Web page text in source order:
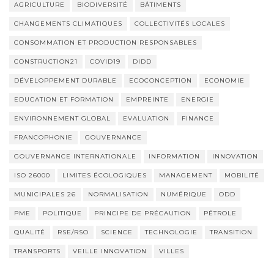
AGRICULTURE BIODIVERSITÉ BÂTIMENTS
CHANGEMENTS CLIMATIQUES COLLECTIVITÉS LOCALES
CONSOMMATION ET PRODUCTION RESPONSABLES
CONSTRUCTION21 COVID19 DIDD
DÉVELOPPEMENT DURABLE ECOCONCEPTION ECONOMIE
EDUCATION ET FORMATION EMPREINTE ENERGIE
ENVIRONNEMENT GLOBAL EVALUATION FINANCE
FRANCOPHONIE GOUVERNANCE
GOUVERNANCE INTERNATIONALE INFORMATION INNOVATION
ISO 26000 LIMITES ÉCOLOGIQUES MANAGEMENT MOBILITÉ
MUNICIPALES 26 NORMALISATION NUMÉRIQUE ODD
PME POLITIQUE PRINCIPE DE PRÉCAUTION PÉTROLE
QUALITÉ RSE/RSO SCIENCE TECHNOLOGIE TRANSITION
TRANSPORTS VEILLE INNOVATION VILLES